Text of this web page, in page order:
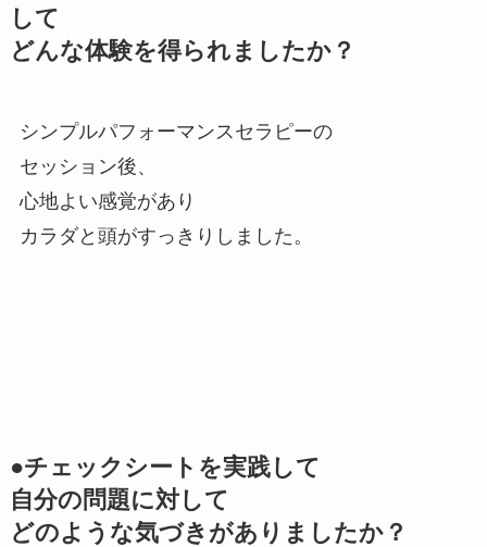
して
どんな体験を得られましたか？
シンプルパフォーマンスセラピーの
セッション後、
心地よい感覚があり
カラダと頭がすっきりしました。
●チェックシートを実践して
自分の問題に対して
どのような気づきがありましたか？